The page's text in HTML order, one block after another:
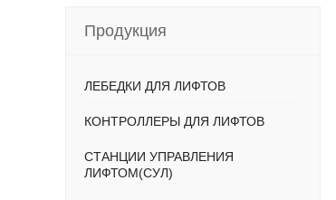
Продукция
ЛЕБЕДКИ ДЛЯ ЛИФТОВ
КОНТРОЛЛЕРЫ ДЛЯ ЛИФТОВ
СТАНЦИИ УПРАВЛЕНИЯ
ЛИФТОМ(СУЛ)